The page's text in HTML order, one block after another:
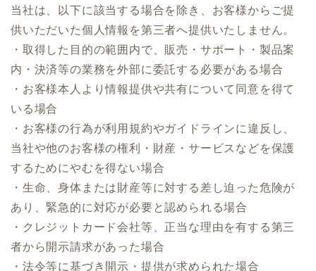
当社は、以下に該当する場合を除き、お客様からご提
供いただいた個人情報を第三者へ提供いたしません。
・取得した目的の範囲内で、販売・サポート・製品案
内・決済等の業務を外部に委託する必要がある場合
・お客様本人より情報提供や共有について同意を得て
いる場合
・お客様の行為が利用規約やガイドラインに違反し、
当社や他のお客様の権利・財産・サービスなどを保護
するためにやむを得ない場合
・生命、身体または財産等に対する差し迫った危険が
あり、緊急的に対応が必要と認められる場合
・クレジットカード会社等、正当な理由を有する第三
者から開示請求があった場合
・法令等に基づき開示・提供が求められた場合